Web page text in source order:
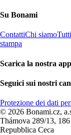
Su Bonami
ContattiChi siamo
stampa
Scarica la nostra app
Seguici sui nostri
Protezione dei dati
© 2026 Bonami.cz,
Thámova 289/13, 186
Repubblica Ceca